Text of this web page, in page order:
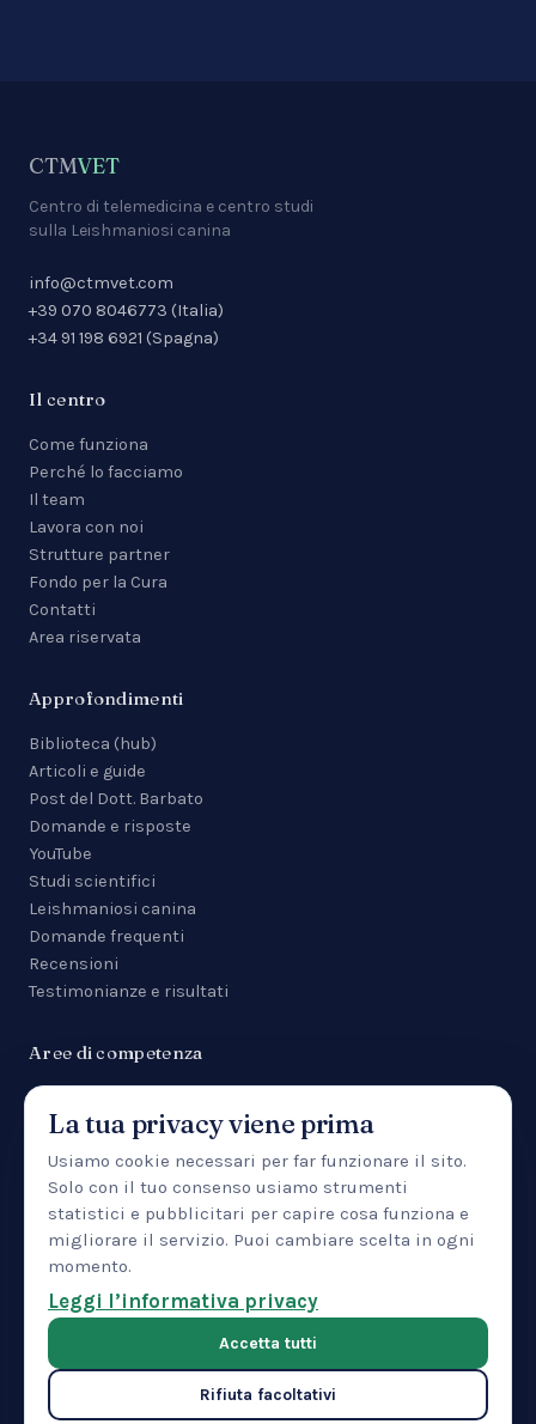
CTMVET
Centro di telemedicina e centro studi
sulla Leishmaniosi canina
info@ctmvet.com
+39 070 8046773 (Italia)
+34 91 198 6921 (Spagna)
Il centro
Come funziona
Perché lo facciamo
Il team
Lavora con noi
Strutture partner
Fondo per la Cura
Contatti
Area riservata
Approfondimenti
Biblioteca (hub)
Articoli e guide
Post del Dott. Barbato
Domande e risposte
YouTube
Studi scientifici
Leishmaniosi canina
Domande frequenti
Recensioni
Testimonianze e risultati
Aree di competenza
Tutte le aree
Malattie da zecca
Anemia
Manifestazioni cutanee
Uveite
Insufficienza renale
Patologia epatica
IBD
Pancreatite
© 2026 CTMVET — Training Center LLC · 30 North Gould Street,
La tua privacy viene prima
Usiamo cookie necessari per far funzionare il sito.
Solo con il tuo consenso usiamo strumenti
statistici e pubblicitari per capire cosa funziona e
migliorare il servizio. Puoi cambiare scelta in ogni
momento.
Leggi l’informativa privacy
Accetta tutti
Rifiuta facoltativi